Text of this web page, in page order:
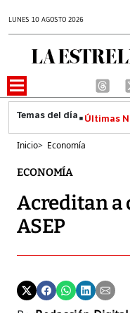
LUNES 10 AGOSTO 2026
Últimas
Inicio> Economía
ECONOMÍA
Acreditan a
ASEP